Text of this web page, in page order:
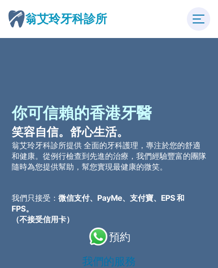
翁艾玲牙科診所
你可信賴的香港牙醫
笑容自信。舒心生活。
翁艾玲牙科診所提供 全面的牙科護理 ，專注於您的舒適
和健康。從例行檢查到先進的治療，我們經驗豐富的團隊
隨時為您提供幫助，幫您實現最健康的微笑。
我們只接受： 微信支付、PayMe、支付寶、EPS 和
FPS。
（不接受信用卡）
預約
我們的服務